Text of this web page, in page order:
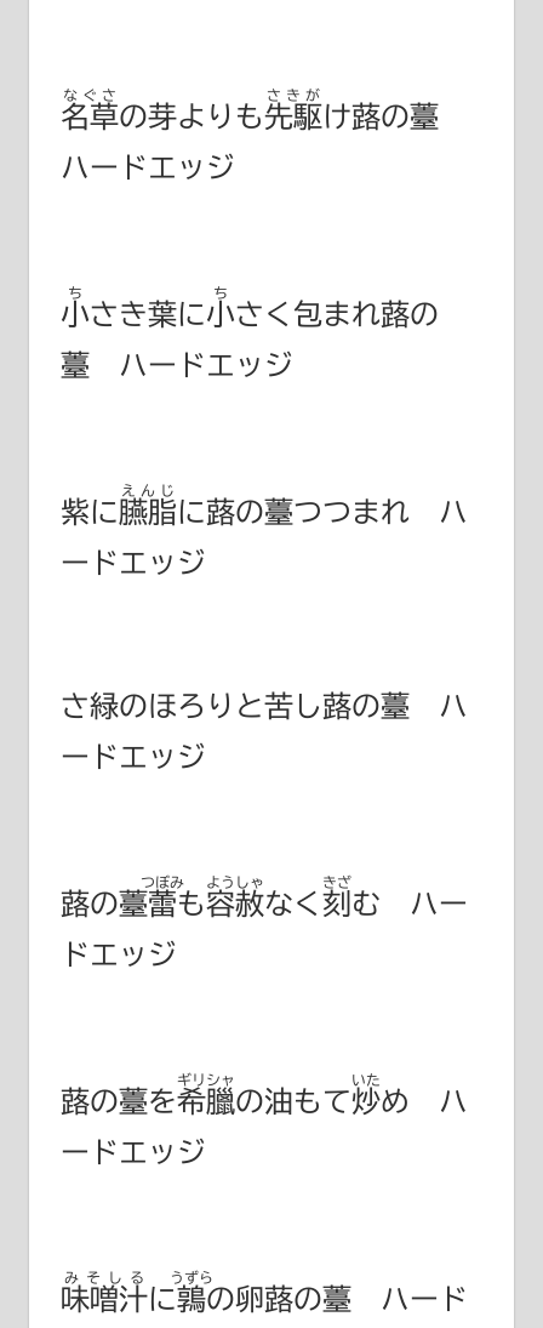
名草
なぐさ
の芽よりも先駆
さきが
け蕗の薹
ハードエッジ
小
ち
さき葉に小
ち
さく包まれ蕗の
薹 ハードエッジ
紫に臙脂
えんじ
に蕗の薹つつまれ ハ
ードエッジ
さ緑のほろりと苦し蕗の薹 ハ
ードエッジ
蕗の薹蕾
つぼみ
も容赦
ようしゃ
なく 刻
きざ
む ハー
ドエッジ
蕗の薹を希臘
ギリシャ
の油もて炒
いた
め ハ
ードエッジ
味噌汁
みそしる
に鶉
うずら
の卵蕗の薹 ハード